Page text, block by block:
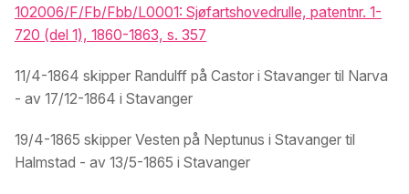
102006/F/Fb/Fbb/L0001: Sjøfartshovedrulle, patentnr. 1-
720 (del 1), 1860-1863, s. 357
11/4-1864 skipper Randulff på Castor i Stavanger til Narva
- av 17/12-1864 i Stavanger
19/4-1865 skipper Vesten på Neptunus i Stavanger til
Halmstad - av 13/5-1865 i Stavanger